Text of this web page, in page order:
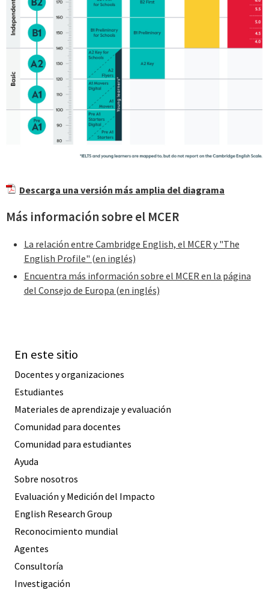
Descarga una versión más amplia del diagrama
Más información sobre el MCER
La relación entre Cambridge English, el MCER y "The
English Profile" (en inglés)
Encuentra más información sobre el MCER en la página
del Consejo de Europa (en inglés)
En este sitio
Docentes y organizaciones
Estudiantes
Materiales de aprendizaje y evaluación
Comunidad para docentes
Comunidad para estudiantes
Ayuda
Sobre nosotros
Evaluación y Medición del Impacto
English Research Group
Reconocimiento mundial
Agentes
Consultoría
Investigación